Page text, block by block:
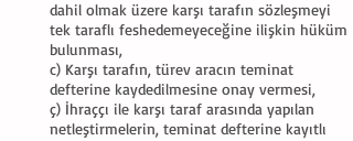
dahil olmak üzere karşı tarafın sözleşmeyi
tek taraflı feshedemeyeceğine ilişkin hüküm
bulunması,
c) Karşı tarafın, türev aracın teminat
defterine kaydedilmesine onay vermesi,
ç) İhraççı ile karşı taraf arasında yapılan
netleştirmelerin, teminat defterine kayıtlı